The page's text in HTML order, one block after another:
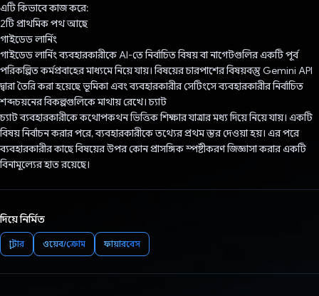
এটি কিভাবে কাজ করে:
2টি প্রাথমিক পথ আছে
গাইডেড লার্নিং
গাইডেড লার্নিং ব্যবহারকারীকে AI-তে নির্বাচিত বিষয় বা নাগেটগুলির একটি পূর্ব
পরিকল্পিত কর্মপ্রবাহের মাধ্যমে নিয়ে যায়। বিষয়ের চারপাশের বিষয়বস্তু Gemini API
দ্বারা তৈরি করা হয়েছে ভূমিকা এবং ব্যবহারকারীর সেটিংসে ব্যবহারকারীর নির্বাচিত
শব্দচয়নের বিকল্পগুলিকে মাথায় রেখে। চ্যাট
চ্যাট ব্যবহারকারীকে কথোপকথন ভিত্তিক শিক্ষার যাত্রার মধ্য দিয়ে নিয়ে যায়। একটি
বিষয় নির্বাচন করার পরে, ব্যবহারকারীকে তথ্যের প্রথম স্তর দেওয়া হয়। এর পরে
ব্যবহারকারীর কাছে বিষয়ের উপর কোন প্রাসঙ্গিক স্পষ্টীকরণ জিজ্ঞাসা করার একটি
বিনামূল্যের হাত রয়েছে।
দিয়ে নির্মিত
ফ্লাটার ওয়েব/ক্রোম ফায়ারবেস